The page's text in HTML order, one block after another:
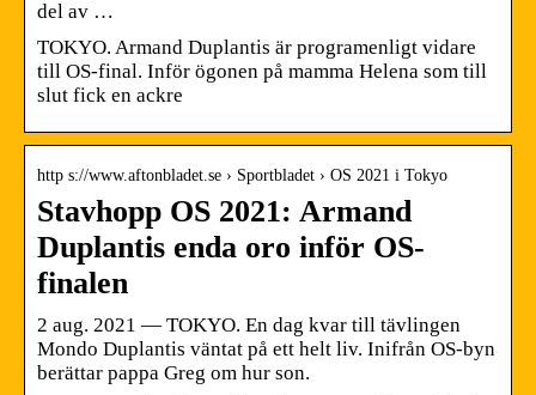
del av …
TOKYO. Armand Duplantis är programenligt vidare
till OS-final. Inför ögonen på mamma Helena som till
slut fick en ackre
http s://www.aftonbladet.se › Sportbladet › OS 2021 i Tokyo
Stavhopp OS 2021: Armand
Duplantis enda oro inför OS-
finalen
2 aug. 2021 — TOKYO. En dag kvar till tävlingen
Mondo Duplantis väntat på ett helt liv. Inifrån OS-byn
berättar pappa Greg om hur son.